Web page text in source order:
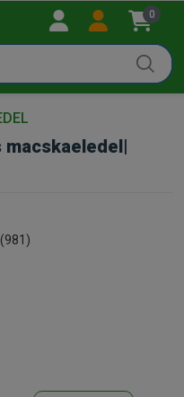
0
macskaeledel|